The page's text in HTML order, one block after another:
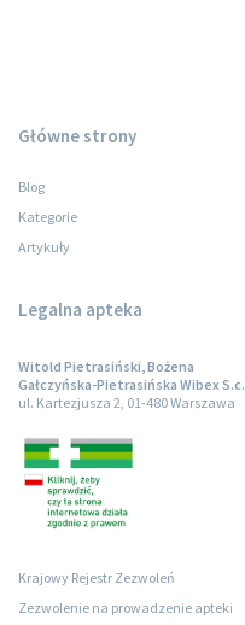
Główne strony
Blog
Kategorie
Artykuły
Legalna apteka
Witold Pietrasiński, Bożena
Gałczyńska-Pietrasińska Wibex S.c.
ul. Kartezjusza 2, 01-480 Warszawa
Krajowy Rejestr Zezwoleń
Zezwolenie na prowadzenie apteki